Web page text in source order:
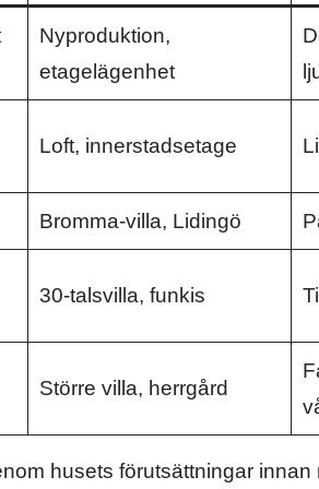
Nyproduktion,
etagelägenhet
Loft, innerstadsetage
Bromma-villa, Lidingö
30-talsvilla, funkis
Större villa, herrgård
husets förutsättningar